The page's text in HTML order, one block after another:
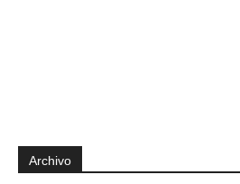
Archivo